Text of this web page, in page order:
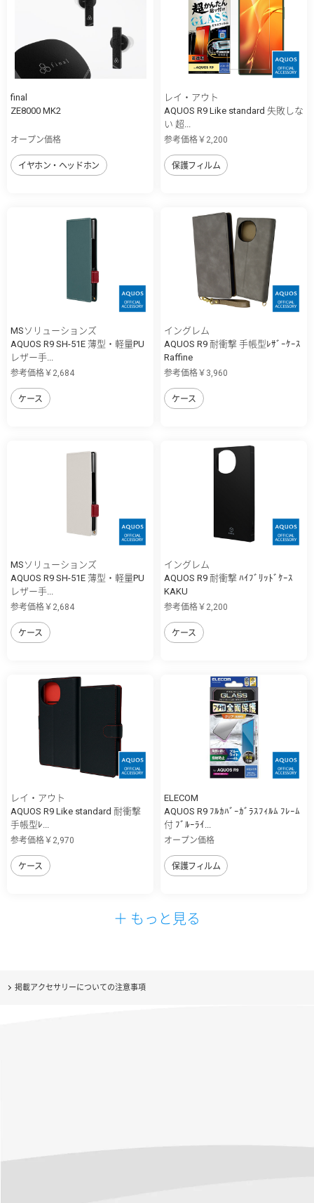
final
ZE8000 MK2
オープン価格
イヤホン・ヘッドホン
レイ・アウト
AQUOS R9 Like standard 失敗しな
い 超...
参考価格￥2,200
保護フィルム
MSソリューションズ
AQUOS R9 SH-51E 薄型・軽量PU
レザー手...
参考価格￥2,684
ケース
イングレム
AQUOS R9 耐衝撃 手帳型ﾚｻﾞｰｹｰｽ
Raffine
参考価格￥3,960
ケース
MSソリューションズ
AQUOS R9 SH-51E 薄型・軽量PU
レザー手...
参考価格￥2,684
ケース
イングレム
AQUOS R9 耐衝撃 ﾊｲﾌﾞﾘｯﾄﾞｹｰｽ
KAKU
参考価格￥2,200
ケース
レイ・アウト
AQUOS R9 Like standard 耐衝撃
手帳型ﾚ...
参考価格￥2,970
ケース
ELECOM
AQUOS R9 ﾌﾙｶﾊﾞｰｶﾞﾗｽﾌｨﾙﾑ ﾌﾚｰﾑ
付 ﾌﾞﾙｰﾗｲ...
オープン価格
保護フィルム
＋ もっと見る
掲載アクセサリーについての注意事項